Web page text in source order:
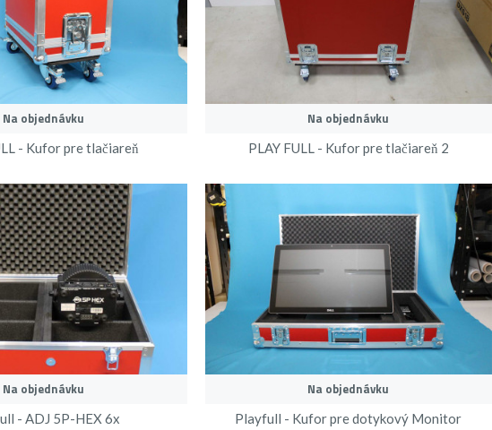
Na objednávku
- Kufor pre tlačiareň
Na objednávku
PLAY FULL - Kufor pre tlačiareň 2
Na objednávku
- ADJ 5P-HEX 6x
Na objednávku
Playfull - Kufor pre dotykový Monitor